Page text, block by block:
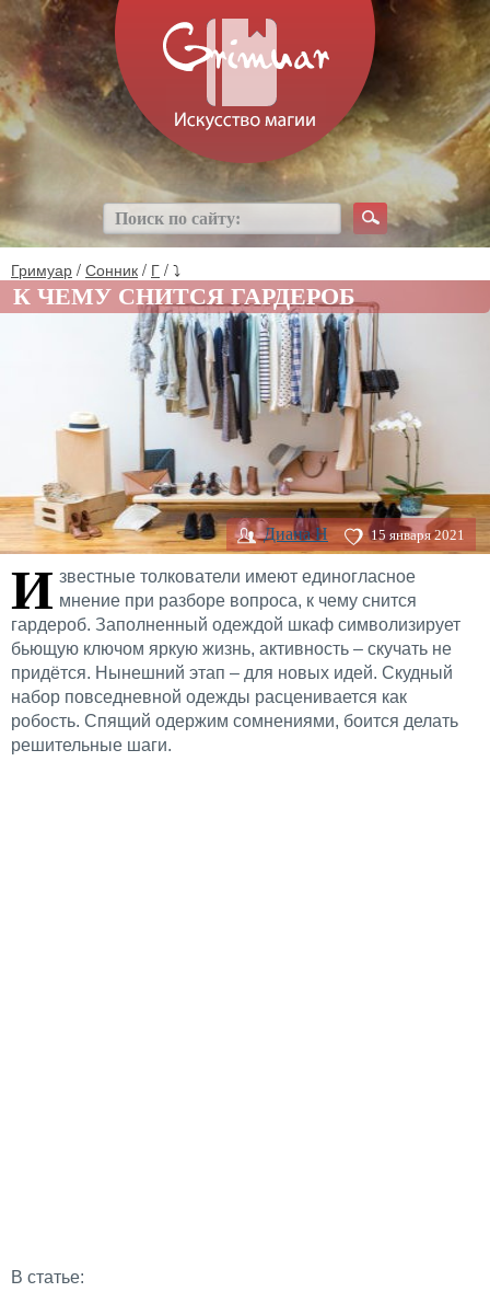
Гримуар / Сонник / Г / ⤵
К ЧЕМУ СНИТСЯ ГАРДЕРОБ
Диана H 15 января 2021
И звестные толкователи имеют единогласное
мнение при разборе вопроса, к чему снится
гардероб. Заполненный одеждой шкаф символизирует
бьющую ключом яркую жизнь, активность – скучать не
придётся. Нынешний этап – для новых идей. Скудный
набор повседневной одежды расценивается как
робость. Спящий одержим сомнениями, боится делать
решительные шаги.
В статье: